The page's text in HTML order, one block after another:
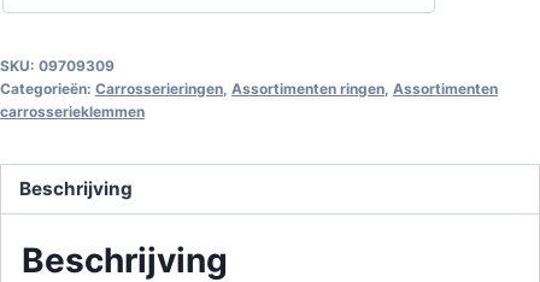
SKU: 09709309
Categorieën: Carrosserieringen, Assortimenten ringen, Assortimenten
carrosserieklemmen
Beschrijving
Beschrijving